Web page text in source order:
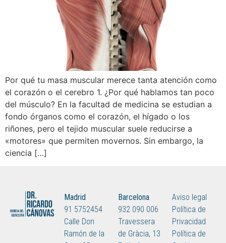
Por qué tu masa muscular merece tanta atención como
el corazón o el cerebro 1. ¿Por qué hablamos tan poco
del músculo? En la facultad de medicina se estudian a
fondo órganos como el corazón, el hígado o los
riñones, pero el tejido muscular suele reducirse a
«motores» que permiten movernos. Sin embargo, la
ciencia […]
Madrid
91 5752454
Calle Don
Ramón de la
Barcelona
932 090 006
Travessera
de Gràcia, 13
Aviso legal
Política de
Privacidad
Política de